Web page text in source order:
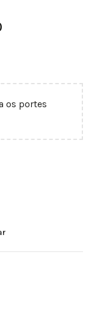
os portes